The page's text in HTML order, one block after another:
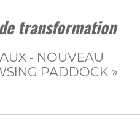
transformation
- NOUVEAU
PADDOCK »